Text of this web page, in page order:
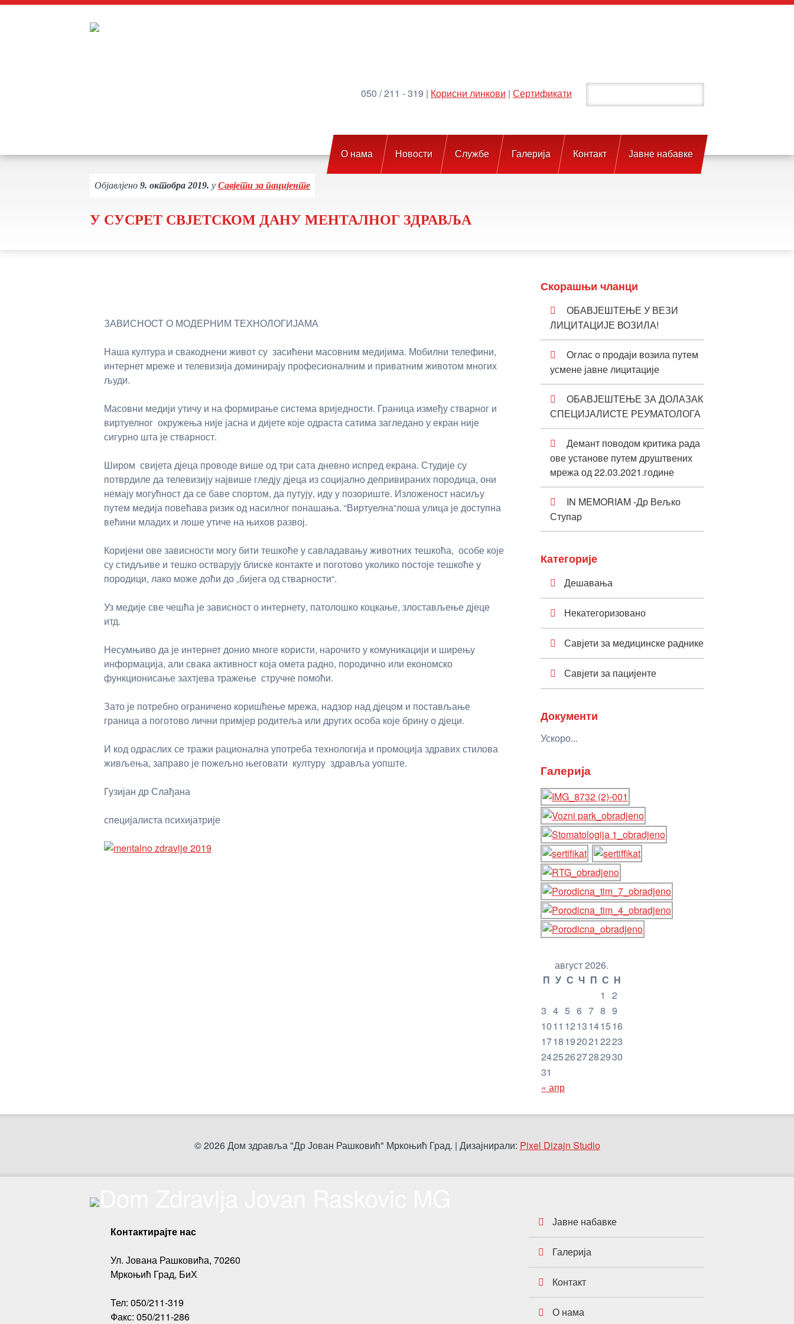
050 / 211 - 319 | Корисни линкови | Сертификати
О нама Новости Службе Галерија Контакт Јавне набавке
Објавлјено 9. октобра 2019. у Савјети за пацијенте
У СУСРЕТ СВЈЕТСКОМ ДАНУ МЕНТАЛНОГ ЗДРАВЉА
ЗАВИСНОСТ О МОДЕРНИМ ТЕХНОЛОГИЈАМА
Наша култура и свакоднени живот су засићени масовним медијима. Мобилни телефини,
интернет мреже и телевизија доминирају професионалним и приватним животом многих
људи.
Масовни медији утичу и на формирање система вриједности. Граница између стварног и
виртуелног окружења није јасна и дијете које одраста сатима загледано у екран није
сигурно шта је стварност.
Широм свијета дјеца проводе више од три сата дневно испред екрана. Студије су
потврдиле да телевизију највише гледју дјеца из социјално депривираних породица, они
немају могућност да се баве спортом, да путују, иду у позориште. Изложеност насиљу
путем медија повећава ризик од насилног понашања. “Виртуелна“лоша улица је доступна
већини младих и лоше утиче на њихов развој.
Коријени ове зависности могу бити тешкоће у савладавању животних тешкоћа, особе које
су стидљиве и тешко остварују блиске контакте и поготово уколико постоје тешкоће у
породици, лако може доћи до „бијега од стварности“.
Уз медије све чешћа је зависност о интернету, патолошко коцкање, злостављење дјеце
итд.
Несумњиво да је интернет донио многе користи, нарочито у комуникацији и ширењу
информација, али свака активност која омета радно, породично или економско
функционисање захтјева тражење стручне помоћи.
Зато је потребно ограничено коришћење мрежа, надзор над дјецом и постављање
граница а поготово лични примјер родитеља или других особа које брину о дјеци.
И код одраслих се тражи рационална употреба технологија и промоција здравих стилова
живљења, заправо је пожељно његовати културу здравља уопште.
Гузијан др Слађана
специјалиста психијатрије
Скорашњи чланци
ОБАВЈЕШТЕЊЕ У ВЕЗИ
ЛИЦИТАЦИЈЕ ВОЗИЛА!
Oглас о продаји возила путем
усмене јавне лицитације
ОБАВЈЕШТЕЊЕ ЗА ДОЛАЗАК
СПЕЦИЈАЛИСТЕ РЕУМАТОЛОГА
Демант поводом критика рада
ове установе путем друштвених
мрежа од 22.03.2021.године
IN MEMORIAM -Др Вељко
Ступар
Категорије
Дешавања
Некатегоризовано
Савјети за медицинске раднике
Савјети за пацијенте
Документи
Ускоро...
Галерија
август 2026.
П У С Ч П С Н
« апр
1
2
3 4 5 6 7 8 9
1011 1213141516
1718192021 2223
24252627282930
31
© 2026 Дом здравља "Др Јован Рашковић" Мркоњић Град. | Дизајнирали: Pixel Dizajn Studio
Контактирајте нас
Ул. Јована Рашковића, 70260
Мркоњић Град, БиХ
Тел: 050/211-319
Факс: 050/211-286
Јавне набавке
Галерија
Контакт
О нама